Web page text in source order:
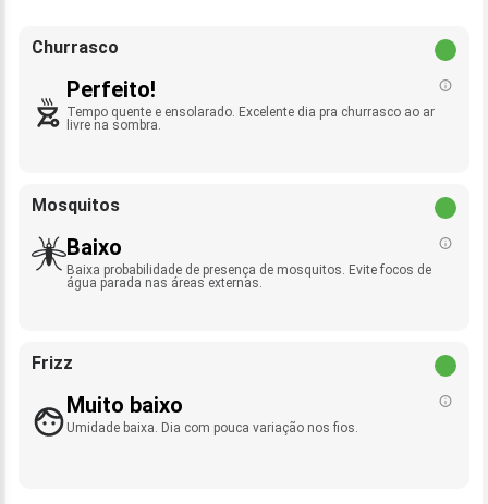
Churrasco
Perfeito!
Tempo quente e ensolarado. Excelente dia pra churrasco ao ar
livre na sombra.
Mosquitos
Baixo
Baixa probabilidade de presença de mosquitos. Evite focos de
água parada nas áreas externas.
Frizz
Muito baixo
Umidade baixa. Dia com pouca variação nos fios.